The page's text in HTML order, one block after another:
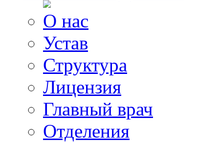
О нас
Устав
Структура
Лицензия
Главный врач
Отделения